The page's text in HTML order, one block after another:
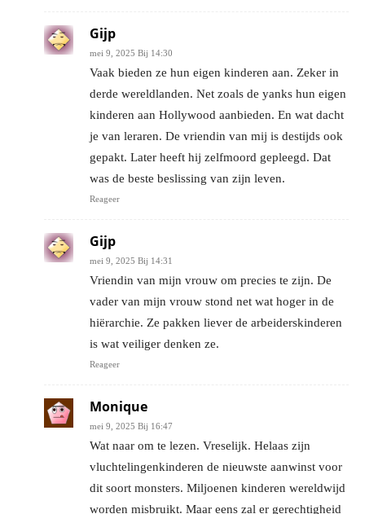
Gijp
mei 9, 2025 Bij 14:30
Vaak bieden ze hun eigen kinderen aan. Zeker in
derde wereldlanden. Net zoals de yanks hun eigen
kinderen aan Hollywood aanbieden. En wat dacht
je van leraren. De vriendin van mij is destijds ook
gepakt. Later heeft hij zelfmoord gepleegd. Dat
was de beste beslissing van zijn leven.
Reageer
Gijp
mei 9, 2025 Bij 14:31
Vriendin van mijn vrouw om precies te zijn. De
vader van mijn vrouw stond net wat hoger in de
hiërarchie. Ze pakken liever de arbeiderskinderen
is wat veiliger denken ze.
Reageer
Monique
mei 9, 2025 Bij 16:47
Wat naar om te lezen. Vreselijk. Helaas zijn
vluchtelingenkinderen de nieuwste aanwinst voor
dit soort monsters. Miljoenen kinderen wereldwijd
worden misbruikt. Maar eens zal er gerechtigheid